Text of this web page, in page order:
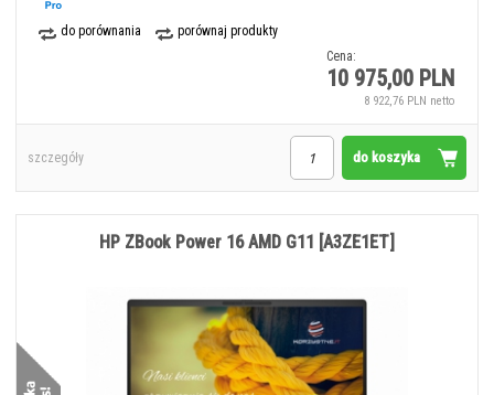
do porównania
porównaj produkty
Cena:
10 975,00 PLN
8 922,76 PLN netto
do koszyka
szczegóły
HP ZBook Power 16 AMD G11 [A3ZE1ET]